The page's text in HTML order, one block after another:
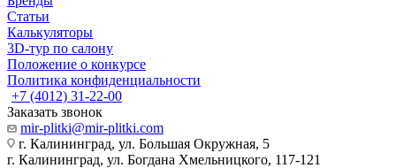
Статьи
Калькуляторы
3D-тур по салону
Положение о конкурсе
Политика конфиденциальности
+7 (4012) 31-22-00
Заказать звонок
mir-plitki@mir-plitki.com
г. Калининград, ул. Большая Окружная, 5
г. Калининград, ул. Богдана Хмельницкого, 117-121